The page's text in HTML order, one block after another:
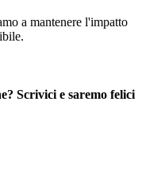
a mantenere l'impatto
Scrivici e saremo felici